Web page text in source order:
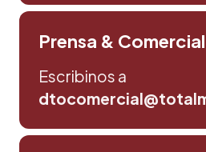
Prensa & Comercial
Escribinos a